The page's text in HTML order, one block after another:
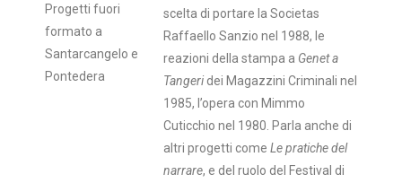
Progetti fuori
formato a
Santarcangelo e
Pontedera
scelta di portare la Societas
Raffaello Sanzio nel 1988, le
reazioni della stampa a Genet a
Tangeri dei Magazzini Criminali nel
1985, l’opera con Mimmo
Cuticchio nel 1980. Parla anche di
altri progetti come Le pratiche del
narrare, e del ruolo del Festival di